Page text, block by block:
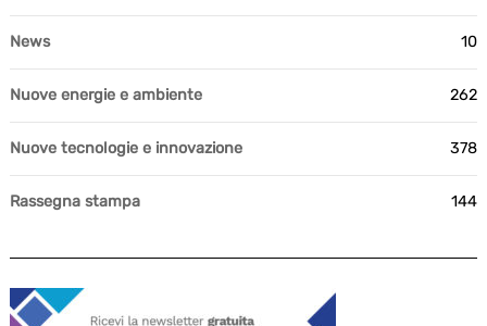
News 10
Nuove energie e ambiente 262
Nuove tecnologie e innovazione 378
Rassegna stampa 144